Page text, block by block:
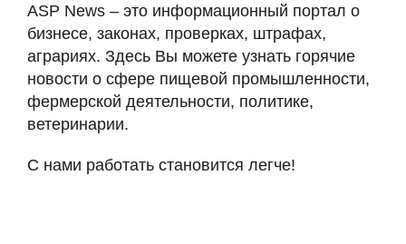
ASP News – это информационный портал о
бизнесе, законах, проверках, штрафах,
аграриях. Здесь Вы можете узнать горячие
новости о сфере пищевой промышленности,
фермерской деятельности, политике,
ветеринарии.
С нами работать становится легче!